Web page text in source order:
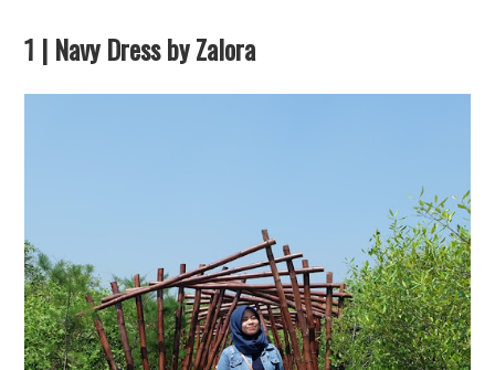
1 | Navy Dress by Zalora